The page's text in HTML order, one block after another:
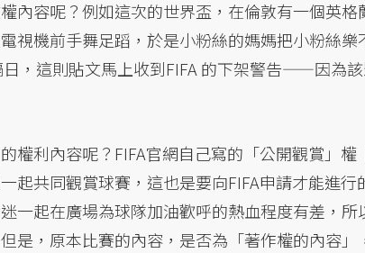
內容呢？例如這次的世界盃，在倫敦有一個英
視機前手舞足蹈，於是小粉絲的媽媽把小粉絲
，這則貼文馬上收到FIFA 的下架警告——因為
權利內容呢？FIFA官網自己寫的「公開觀賞」
起共同觀賞球賽，這也是要向FIFA申請才能進行
一起在廣場為球隊加油歡呼的熱血程度有差，所
是，原本比賽的內容，是否為「著作權的內容